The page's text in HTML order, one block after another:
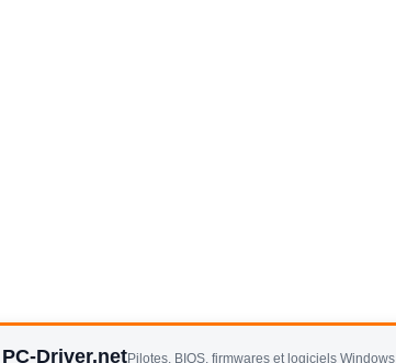
PC-Driver.netPilotes, BIOS, firmwares et logiciels Windows